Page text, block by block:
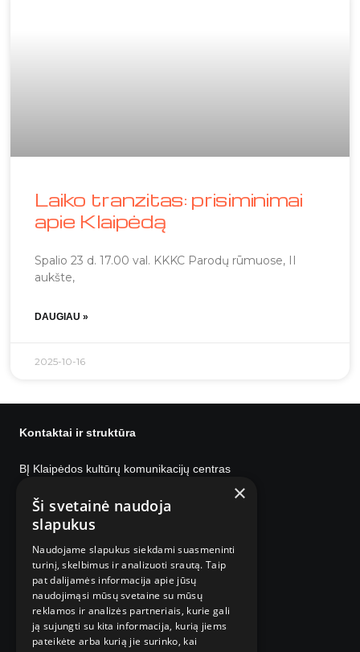
Laiko tranzitas: prisiminimai
apie Klaipėdą
Spalio 23 d. 17.00 val. KKKC Parodų rūmuose, II
aukšte,
DAUGIAU »
2025-10-16
Kontaktai ir struktūra
BĮ Klaipėdos kultūrų komunikacijų centras
Bažnyčių g. 4 LT-91246 Klaipėda
I–IV 8:00 – 17:00, V 08:00 – 15:45
Pietų pertrauka 12:00 – 12:45
Parodų rūmai
Didžioji Vandens g. 2, LT-91246 Klaipėda
III-VII 11:00-19:00
×
Ši svetainė naudoja
slapukus
Naudojame slapukus siekdami suasmeninti
turinį, skelbimus ir analizuoti srautą. Taip
pat dalijamės informacija apie jūsų
naudojimąsi mūsų svetaine su mūsų
reklamos ir analizės partneriais, kurie gali
ją sujungti su kita informacija, kurią jiems
pateikėte arba kurią jie surinko, kai